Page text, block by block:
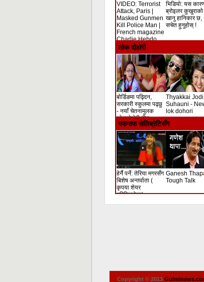
VIDEO: Terrorist
Attack, Paris |
Masked Gunmen
Kill Police Man |
French magazine
Charlie Hebdo
Shooting
भिडियो: यस
ब्रोइलर कुखुराको
खानु हानिकार छ,
सचेत हुनुहोस् !
लोक दोहोरी
बोर्डिङमा पढ्दिन,
सरकारी स्कुलमा पढ्छु
- नयाँ चेतनामुलक
लोकदोहोरी गीत
Thyakkai Jodi
Suhauni -
lok dohori
गफगाफ सेलिब्रेटिसँग
हेर्नै पर्ने: तेरिया मगरसँग
बिशेष अन्तर्वाता (
कृपया शेयर
गरिदिनुहोला)
Ganesh
Tough Talk
Copyright © 2013